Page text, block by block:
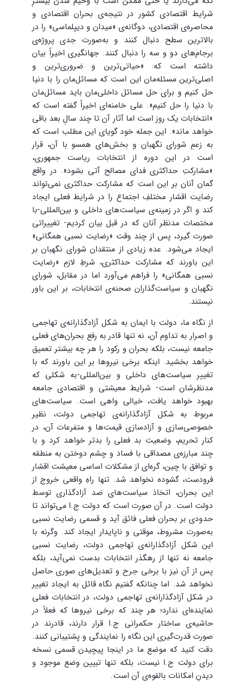
شرایط اقتصادی کشور در نتیجه‌ی بحران اقتصادی و
محاصره‌ی اقتصادی، دوگانه‌ی «میدان و دیپلماسی» را در
بالاترین سطح دنبال کنند و به‌صورت جدی پروژه‌ی
برجام‌های دو و سه را دنبال کنند. جهانگیری اخیراً بیان
داشته است که: «حیاتی‌ترین و ضروری‌ترین و
اصلی‌ترین مسئله‌مان این است که مسائل‌مان را با دنیا
حل کنیم و برای حل مسائل داخلی‌مان باید مسائل‌مان
با دنیا را حل کنیم». علی خامنه‌ای اخیراً گفته است که
«انتخابات یک روز است اما آثار آن تا چند سالِ بعد باقی
خواهد ماند». این جمله خود گویای این مطلب است که
به زعمِ شورای نگهبان و بخش‌های همسو با آن، قرار
است در این دوره از انتخابات ریاست جمهوری،
«مشارکتِ حداکثری فدای مصالح آتی بشود». در واقع
گمان آنان بر این است که مشارکت حداکثری نمی‌تواند
رضایت اقشار مختلفِ اجتماع را در شرایط فعلی ایجاد
کند و اگر در زمینه‌ی سیاست‌های داخلی و بین‌المللی-با
مختصات مدنظر آنان که در قبل بیان کردیم- تغییراتی
صورت گیرد، پس از چند وقت «رضایت نسبی همگانی»
ایجاد می‌شود. عده زیادی از منتقدان شورای نگهبان بر
این باورند که مشارکت حداکثری، شرطِ لازمِ «رضایت
نسبی همگانی» را فراهم می‌آورد اما در مقابل، شورای
نگهبان و سیاست‌گذاران صحنه‌ی انتخابات، بر این باور
نیستند.
از نگاه ما، دولت با ایمان به شکل آزادگذارانه‌ی تهاجمی
و اصرار به تداوم آن، نه تنها قادر به رفع بحران‌های فعلی
جامعه نیست، بلکه بحران و رکود را هر چه بیشتر تعمیق
خواهد بخشید. اینکه برخی نیروها بر این باورند که با
تغییر سیاست‌های داخلی و بین‌المللی-به شکلی که
مدنظرشان است- شرایط معیشتی و اقتصادی جامعه
بهبود خواهد یافت، خیالی واهی است. سیاست‌های
مربوط به شکل آزادگذارانه‌ی تهاجمی دولت، نظیر
خصوصی‌سازی و آزادسازی قیمت‌ها و متفرعات آن، در
کنار تحریم، وضعیت بد فعلی را بدتر خواهد کرد و با
چند مبارزه‌ی مصداقی با فساد و چشم دوختن به منطقه
و توافق با چین، گره‌ای از مشکلات اساسی معیشت اقشار
فرودست، گشوده نخواهد شد. تنها راهِ واقعی خروج از
این بحران، اتخاذ سیاست‌های ضد آزادگذاری توسط
دولت است. در آن صورت است که دولت ج.ا می‌تواند تا
حدودی بر بحران فعلی فائق آید و قسمی رضایت نسبی
به‌صورت مشروط، موقتی و ناپایدار ایجاد کند. وگرنه با
این شکل آزادگذارانه‌ی تهاجمی دولت، رضایت نسبی
جامعه نه تنها از رهگذر انتخابات بدست نمی‌آید، بلکه
پس از آن نیز با برخی جرح و تعدیل‌های صوری حاصل
نخواهد شد. اما چنانکه گفتیم نگاه قائل به ایجاد تغییر
در شکل آزادگذارانه‌ی تهاجمی دولت، در انتخابات فعلی
نماینده‌ای ندارد؛ هر چند که برخی نیروها که فعلاً در
حاشیه‌ی ساختار حکمرانی ج.ا قرار دارند، قادرند در
صورت قدرت‌گیری این نگاه را نمایندگی و پشتیبانی کنند.
دقت کنید که موضع ما در اینجا پیچیدن قسمی نسخه
برای دولت ج.ا نیست، بلکه تنها تبیین وضع موجود و
دیدنِ امکانات بالقوه‌ی آن است.